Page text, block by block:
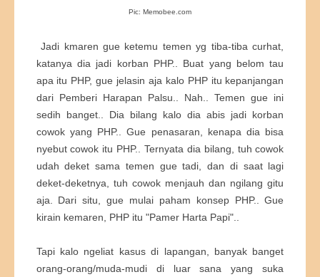
Pic: Memobee.com
Jadi kmaren gue ketemu temen yg tiba-tiba curhat,
katanya dia jadi korban PHP.. Buat yang belom tau
apa itu PHP, gue jelasin aja kalo PHP itu kepanjangan
dari Pemberi Harapan Palsu.. Nah.. Temen gue ini
sedih banget.. Dia bilang kalo dia abis jadi korban
cowok yang PHP.. Gue penasaran, kenapa dia bisa
nyebut cowok itu PHP.. Ternyata dia bilang, tuh cowok
udah deket sama temen gue tadi, dan di saat lagi
deket-deketnya, tuh cowok menjauh dan ngilang gitu
aja. Dari situ, gue mulai paham konsep PHP.. Gue
kirain kemaren, PHP itu "Pamer Harta Papi"..
Tapi kalo ngeliat kasus di lapangan, banyak banget
orang-orang/muda-mudi di luar sana yang suka